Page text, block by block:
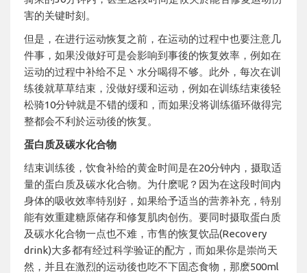
害的关键时刻。
但是，在进行运动恢复之前，在运动的过程中也要注意几
件事，如果没做好可是会影响到事後的恢复效率，例如在
运动的过程中补给不足丶水分喝得不够。此外，每次在训
练後就草草结束，没做好缓和运动，例如在训练结束後轻
松骑10分钟就是不错的缓和，而如果没将训练循环做得完
整都会不利於运动後的恢复。
蛋白质及碳水化合物
结束训练後，饮食补给的黄金时间是在20分钟内，摄取适
量的蛋白质及碳水化合物。为什麽呢？因为在这段时间内
身体的吸收效率特别好，如果给予适当的营养补充，特别
能有效重建糖原储存和修复肌肉创伤。要同时摄取蛋白质
及碳水化合物一点也不难，市售的恢复饮品(Recovery
drink)大多都有经过科学验证的配方，而如果你是崇尚天
然，并且在激烈的运动後也吃不下固态食物，那麽500ml